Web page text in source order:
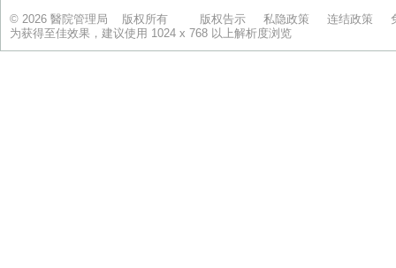
© 2026 醫院管理局 版权所有 版权告示 私隐政策 连结政策
为获得至佳效果，建议使用 1024 x 768 以上解析度浏览